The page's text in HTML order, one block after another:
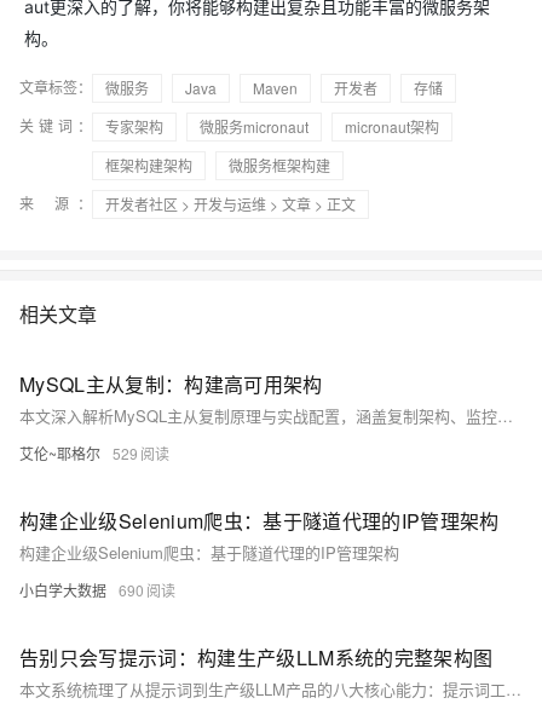
aut更深入的了解，你将能够构建出复杂且功能丰富的微服务架
构。
文章标签： 微服务 Java Maven 开发者
存储
关键词：
专家架构 微服务micronaut
micronaut架构
框架构建架构
微服务框架构建
来 源：
开发者社区 > 开发与运维 > 文章 > 正文
相关文章
MySQL主从复制：构建高可用架构
本文深入解析MySQL主从复制原理与实战配置，涵盖复制架构、监控管理、高可用设计及性能优化，助你构建企业级数据库高可用方案。
艾伦~耶格尔 529
构建企业级Selenium爬虫：基于隧道代理的IP管理架构
构建企业级Selenium爬虫：基于隧道代理的IP管理架构
小白学大数据 690
告别只会写提示词：构建生产级LLM系统的完整架构图​
本文系统梳理了从提示词到生产级LLM产品的八大核心能力：提示词工程、上下文工程、微调、RAG、智能体开发、部署、优化与可观测性，助你构建可落地、可迭代的AI产品体系。